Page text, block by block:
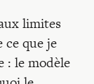
limites
ce que je
: le modèle